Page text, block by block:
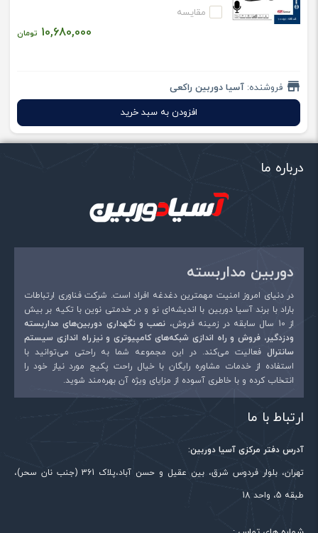
مقایسه
10,680,000 تومان
فروشنده: آسیا دوربین راکعی
افزودن به سبد خرید
درباره ما
دوربین مداربسته
در دنیای امروز امنیت مهمترین دغدغه افراد است. شرکت فناوری ارتباطات
باراد با برند آسیا دوربین با اندیشه‌ای نو و در خدمتی نوین با تکیه بر بیش
از 10 سال سابقه در زمینه فروش،
نصب و نگهداری دوربین‌های مداربسته
ودزدگیر، فروش و راه اندازی شبکه‌های کامپیوتری و نیزراه اندازی سیستم
سانترال فعالیت می‌کند. در این مجموعه شما به راحتی می‌توانید با
استفاده از خدمات مشاوره رایگان با خیال راحت پکیج مورد نیاز خود را
انتخاب کرده و با خاطری آسوده از مزایای ویژه آن بهره‌مند شوید.
ارتباط با ما
آدرس دفتر مرکزی آسیا دوربین:
تهران، بلوار فردوس شرق، بین عقیل و حسن آباد،پلاک 361 (جنب نان سحر)،
طبقه 5، واحد 18